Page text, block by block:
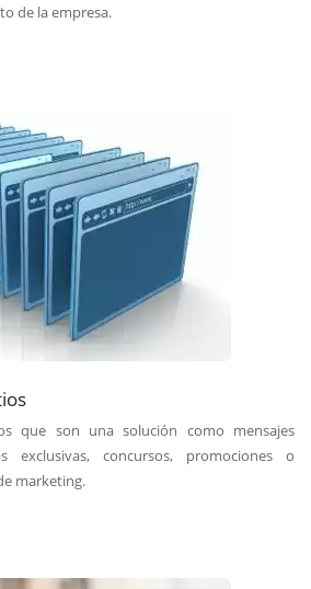
de la empresa.
que son una solución como mensajes
exclusivas, concursos, promociones o
marketing.